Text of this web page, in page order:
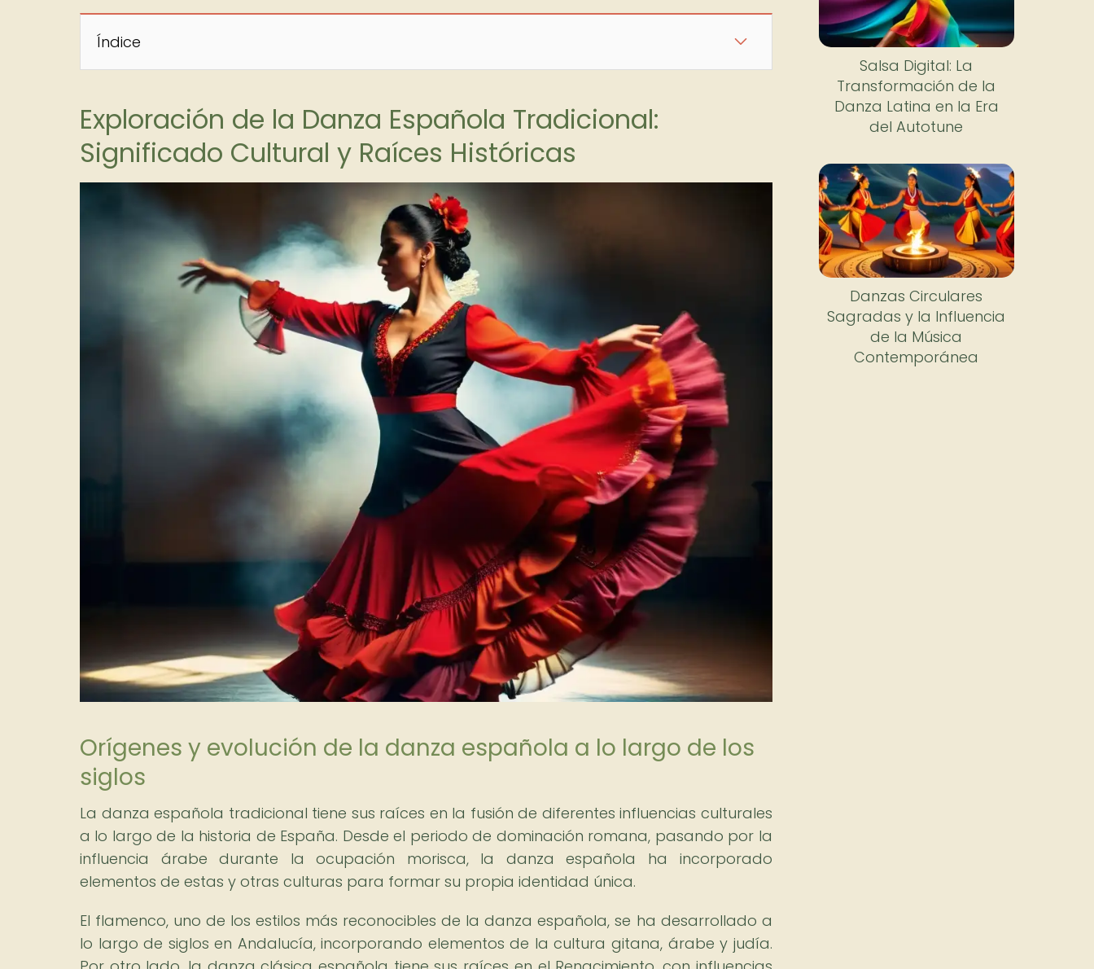
Índice
Exploración de la Danza Española Tradicional:
Significado Cultural y Raíces Históricas
Orígenes y evolución de la danza española a lo largo de los
siglos
La danza española tradicional tiene sus raíces en la fusión de diferentes influencias culturales
a lo largo de la historia de España. Desde el periodo de dominación romana, pasando por la
influencia árabe durante la ocupación morisca, la danza española ha incorporado
elementos de estas y otras culturas para formar su propia identidad única.
El flamenco, uno de los estilos más reconocibles de la danza española, se ha desarrollado a
lo largo de siglos en Andalucía, incorporando elementos de la cultura gitana, árabe y judía.
Salsa Digital: La
Transformación de la
Danza Latina en la Era
del Autotune
Danzas Circulares
Sagradas y la Influencia
de la Música
Contemporánea